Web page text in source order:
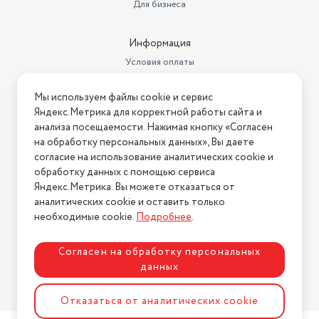
Размеры, мм (ШхГхВ)
203*157*298
Вес с учетом упаковки
1600
Комплектация
тостер
Длина кабеля
0,7
Цвет товара
белый
Дополнительные режимы
функция подогрева, функция
размораживания
белый
Управление
Механическое
Для бизнеса
Информация
Условия оплаты
Условия возврата
Нашли ошибку на сайте? Напишите нам
2026 © Интернет-магазин "АстМаркет". У нас есть всё!
Политика конфиденциальности
Разработка сайтаASTDESIGN
Мы используем файлы cookie и сервис
Яндекс.Метрика для корректной работы сайта и
анализа посещаемости. Нажимая кнопку «Согласен
на обработку персональных данных», Вы даете
согласие на использование аналитических cookie и
обработку данных с помощью сервиса
Яндекс.Метрика. Вы можете отказаться от
аналитических cookie и оставить только
необходимые cookie.Подробнее.
Согласен на обработку персональных
данных
Отказаться от аналитических cookie